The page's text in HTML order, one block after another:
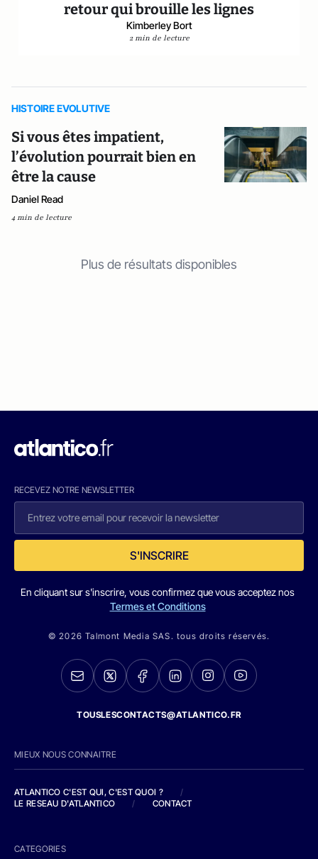
retour qui brouille les lignes
Kimberley Bort
2 min de lecture
HISTOIRE EVOLUTIVE
Si vous êtes impatient,
l’évolution pourrait bien en
être la cause
Daniel Read
4 min de lecture
Plus de résultats disponibles
RECEVEZ NOTRE NEWSLETTER
S'INSCRIRE
En cliquant sur s'inscrire, vous confirmez que vous acceptez nos
Termes et Conditions
© 2026 Talmont Media SAS. tous droits réservés.
TOUSLESCONTACTS@ATLANTICO.FR
MIEUX NOUS CONNAITRE
ATLANTICO C'EST QUI, C'EST QUOI ?
/
LE RESEAU D'ATLANTICO
/ CONTACT
CATEGORIES